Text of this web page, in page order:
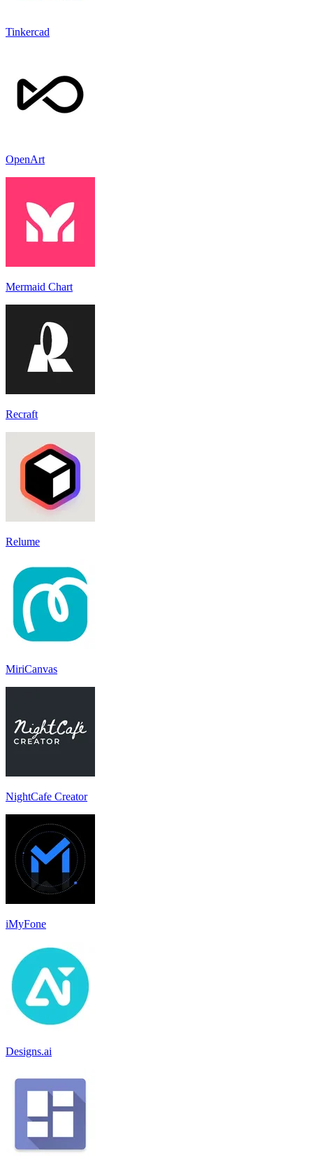
Tinkercad
OpenArt
Mermaid Chart
Recraft
Relume
MiriCanvas
NightCafe Creator
iMyFone
Designs.ai